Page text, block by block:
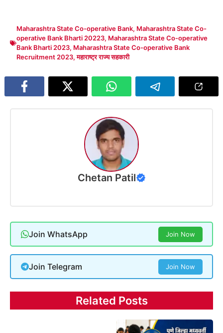
Maharashtra State Co-operative Bank, Maharashtra State Co-
operative Bank Bharti 20223, Maharashtra State Co-operative
Bank Bharti 2023, Maharashtra State Co-operative Bank
Recruitment 2023,महाराष्ट्र राज्य सहकारी
Chetan Patil
Join WhatsApp Join Now
Join Telegram Join Now
Related Posts